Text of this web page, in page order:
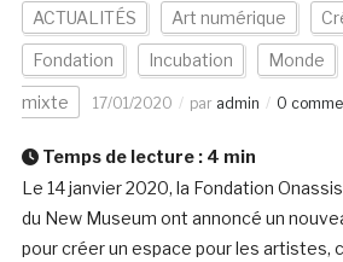
ACTUALITÉS Art numérique
Fondation Incubation Monde
mixte 17/01/2020 par admin 0
Temps de lecture : 4 min
Le 14 janvier 2020, la Fondation
du New Museum ont annoncé un
pour créer un espace pour les artistes,